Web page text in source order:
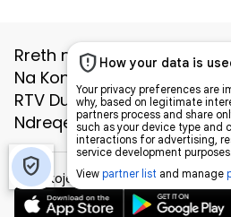
Rreth neshPolitikat e
Na Kontaktoni
Prokurimi i
RTV DukagjiniDeutsche
Ndreqe.comShkabaj
Shkarkoje aplikacionin e Telegrafit